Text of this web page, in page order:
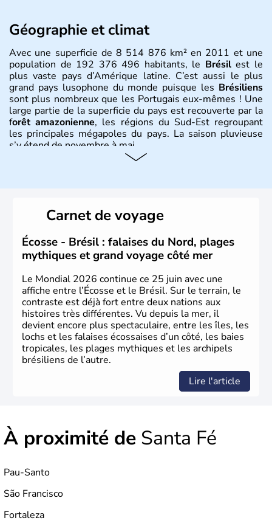
Géographie et climat
Avec une superficie de 8 514 876 km² en 2011 et une
population de 192 376 496 habitants, le Brésilest le
plus vaste pays d’Amérique latine. C’est aussi le plus
grand pays lusophone du monde puisque les Brésiliens
sont plus nombreux que les Portugais eux-mêmes ! Une
large partie de la superficie du pays est recouverte par la
forêt amazonienne, les régions du Sud-Est regroupant
les principales mégapoles du pays. La saison pluvieuse
s’y étend de novembre à mai.
du Brésil ont été atteintes par le portugais Cabral en
1500. Durant le XVIe siècle, de très nombreux esclaves
venus d'Afrique ont permis une large exploitation des
ressources en sucre du pays.
Carnet de voyage
Écosse - Brésil : falaises du Nord, plages
mythiques et grand voyage côté mer
Le Mondial 2026 continue ce 25 juin avec une
affiche entre l’Écosse et le Brésil. Sur le terrain, le
contraste est déjà fort entre deux nations aux
histoires très différentes. Vu depuis la mer, il
devient encore plus spectaculaire, entre les îles, les
lochs et les falaises écossaises d’un côté, les baies
tropicales, les plages mythiques et les archipels
brésiliens de l’autre.
Lire l'article
À proximité de Santa Fé
Pau-Santo
São Francisco
Fortaleza